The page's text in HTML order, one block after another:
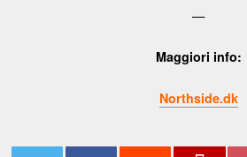
—
Maggiori info:
Northside.dk